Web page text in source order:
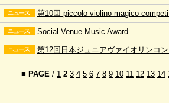
第10回 piccolo violino magico
Social Venue Music Award
第12回日本ジュニアヴァイオリンコ
■ PAGE / 1 2 3 4 5 6 7 8 9 10 11 12 13 14